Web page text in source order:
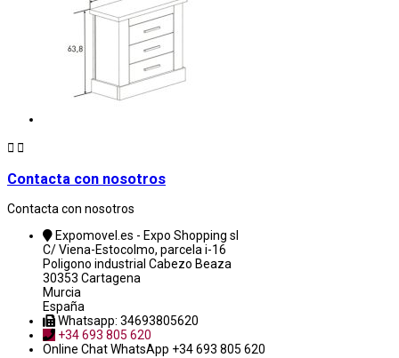
 
Contacta con nosotros
Contacta con nosotros
Expomovel.es - Expo Shopping sl
C/ Viena-Estocolmo, parcela i-16
Poligono industrial Cabezo Beaza
30353 Cartagena
Murcia
España
Whatsapp: 34693805620
+34 693 805 620
Online ChatWhatsApp +34 693 805 620